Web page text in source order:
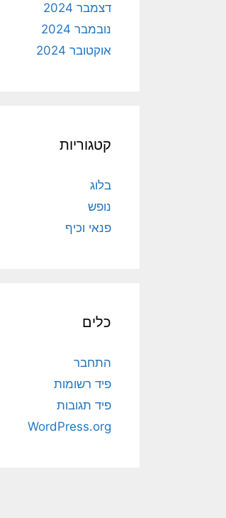
דצמבר 2024
נובמבר 2024
אוקטובר 2024
קטגוריות
בלוג
נופש
פנאי וכיף
כלים
התחבר
פיד רשומות
פיד תגובות
WordPress.org